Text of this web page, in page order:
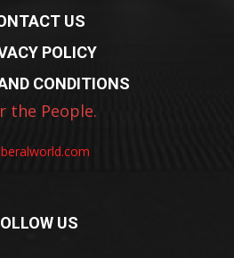
US
POLICY
CONDITIONS
the People.
US